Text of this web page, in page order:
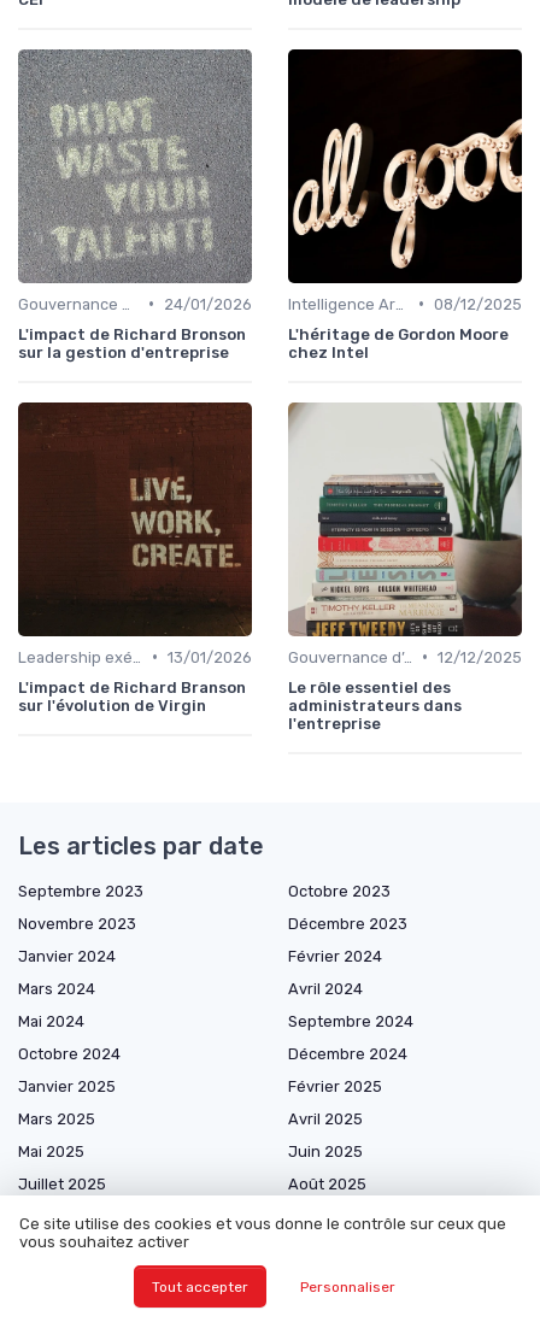
•
24/01/2026
L'impact de Richard Bronson
sur la gestion d'entreprise
• 08/12/2025
L'héritage de Gordon Moore
chez Intel
• 13/01/2026
L'impact de Richard Branson
sur l'évolution de Virgin
Gouvernance d’entreprise • 12/12/2025
Le rôle essentiel des
administrateurs dans
l'entreprise
Les articles par date
Septembre 2023
Octobre 2023
Novembre 2023
Décembre 2023
Janvier 2024
Février 2024
Mars 2024
Avril 2024
Mai 2024
Septembre 2024
Octobre 2024
Décembre 2024
Janvier 2025
Février 2025
Mars 2025
Avril 2025
Mai 2025
Juin 2025
Juillet 2025
Août 2025
Septembre 2025
Novembre 2025
Décembre 2025
Mars 2026
Ce site utilise des cookies et vous donne le contrôle sur ceux que
vous souhaitez activer
Tout accepter Personnaliser